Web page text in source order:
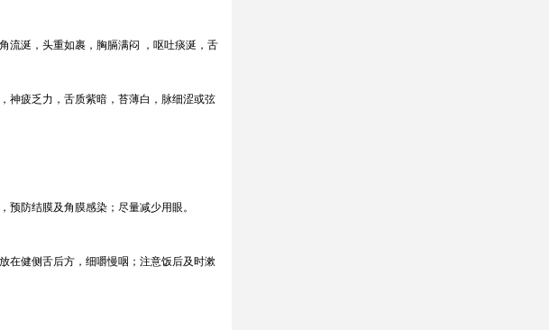
流涎，头重如裹，胸膈满闷 ，呕吐痰涎，舌
神疲乏力，舌质紫暗，苔薄白，脉细涩或弦
防结膜及角膜感染；尽量减少用眼。
在健侧舌后方，细嚼慢咽；注意饭后及时漱